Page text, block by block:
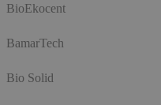
BioEkocent
BamarTech
Bio Solid